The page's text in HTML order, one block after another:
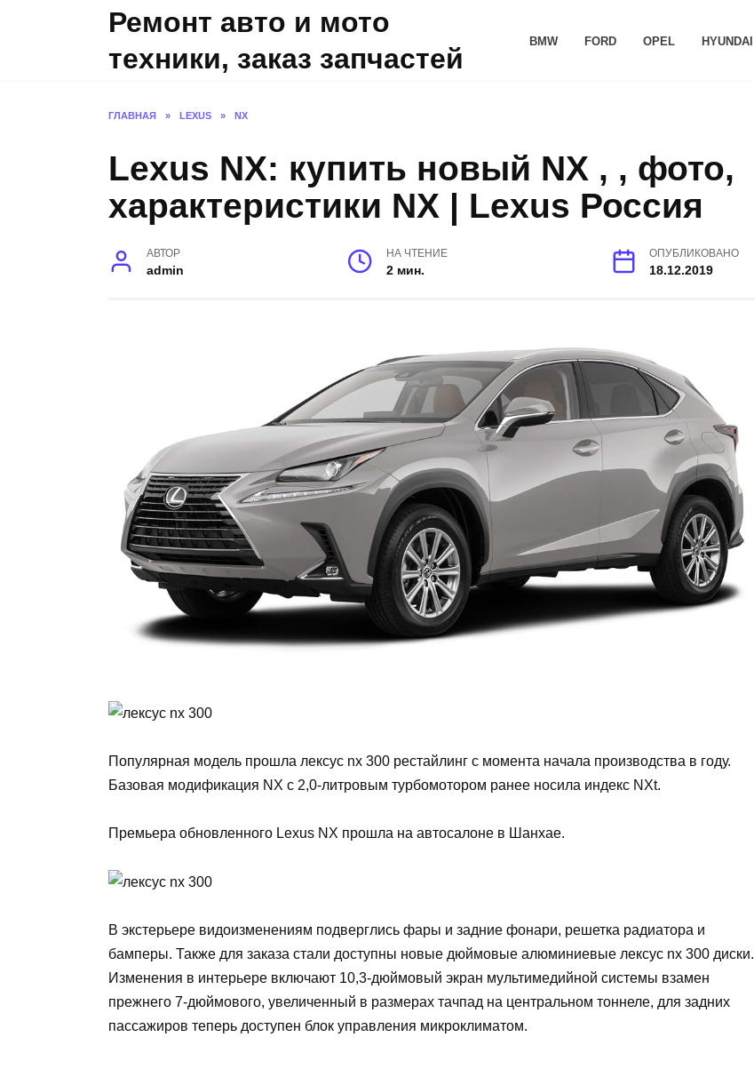
Ремонт авто и мото
техники, заказ запчастей
BMW FORD OPEL HYUNDAI
ГЛАВНАЯ » LEXUS » NX
Lexus NX: купить новый NX , , фото,
характеристики NX | Lexus Россия
АВТОР
admin
НА ЧТЕНИЕ
2 мин.
ОПУБЛИКОВАНО
18.12.2019
Популярная модель прошла лексус nx 300 рестайлинг с момента начала производства в году.
Базовая модификация NX с 2,0-литровым турбомотором ранее носила индекс NXt.
Премьера обновленного Lexus NX прошла на автосалоне в Шанхае.
В экстерьере видоизменениям подверглись фары и задние фонари, решетка радиатора и
бамперы. Также для заказа стали доступны новые дюймовые алюминиевые лексус nx 300 диски.
Изменения в интерьере включают 10,3-дюймовый экран мультимедийной системы взамен
прежнего 7-дюймового, увеличенный в размерах тачпад на центральном тоннеле, для задних
пассажиров теперь доступен блок управления микроклиматом.